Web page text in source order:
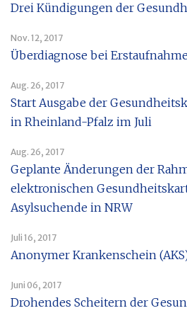
Drei Kündigungen der
Nov. 12, 2017
Überdiagnose bei
Aug. 26, 2017
Start Ausgabe der
in Rheinland-Pfalz im Juli
Aug. 26, 2017
Geplante Änderungen der
elektronischen
Asylsuchende in NRW
Juli 16, 2017
Anonymer Krankenschein
Juni 06, 2017
Drohendes Scheitern der